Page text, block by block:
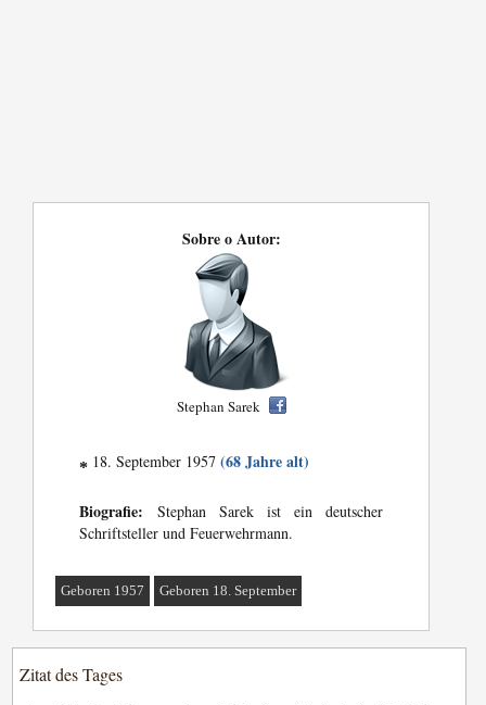
Sobre o Autor:
Stephan Sarek
* 18. September 1957(68 Jahre alt)
Biografie: Stephan Sarek ist ein deutscher
Schriftsteller und Feuerwehrmann.
Geboren 1957 Geboren 18. September
Zitat des Tages